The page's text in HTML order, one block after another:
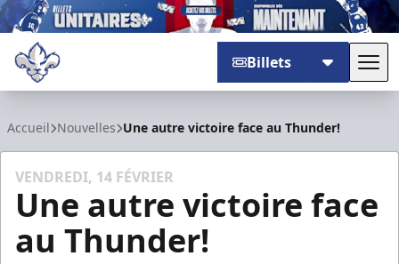
Billets
Accueil Nouvelles Une autre victoire face au Thunder!
VENDREDI, 14 FÉVRIER
Une autre victoire face
au Thunder!